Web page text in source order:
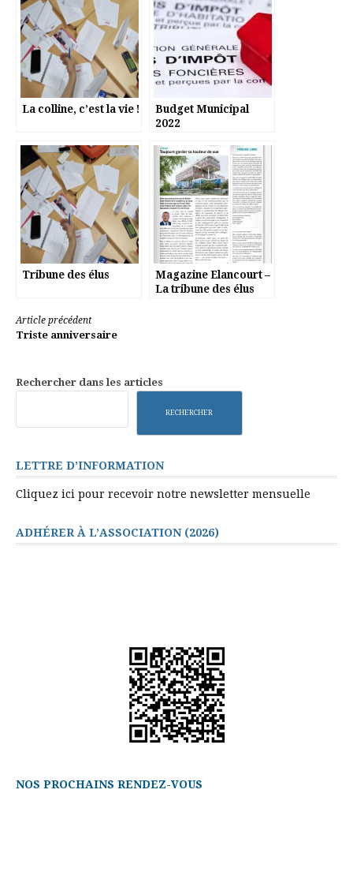
La colline, c’est la vie !
Budget Municipal
2022
Tribune des élus
Magazine Elancourt –
La tribune des élus
Lire
suite
Article précédent
Triste anniversaire
Rechercher dans les articles
RECHERCHER
LETTRE D’INFORMATION
Cliquez ici pour recevoir notre newsletter mensuelle
ADHÉRER À L’ASSOCIATION (2026)
NOS PROCHAINS RENDEZ-VOUS